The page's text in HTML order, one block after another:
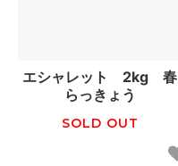
エシャレット 2kg 春
らっきょう
SOLD OUT